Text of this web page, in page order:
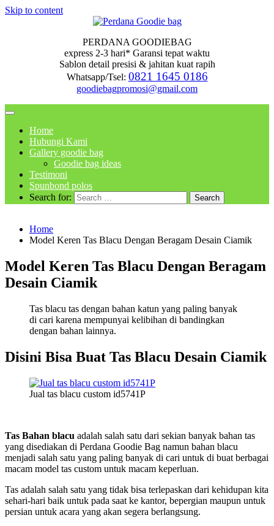
Skip to content
PERDANA GOODIEBAG
express 2-3 hari* Garansi tepat waktu
Sablon detail presisi & jahitan kuat rapih
Whatsapp/Tsel: 0821 1645 0186
goodiebagpromosi@gmail.com
Home
Hubungi Kami
Gallery goodie bag
Goodie bag ideas
Testimoni
Spunbond polos
Search for:
Home
Model Keren Tas Blacu Dengan Beragam Desain Ciamik
Model Keren Tas Blacu Dengan Beragam
Desain Ciamik
Tas blacu tas dengan bahan katun yang paling banyak
di cari karena mempunyai kelibihan di bandingkan
dengan bahan lainnya.
Disini Bisa Buat Tas Blacu Desain Ciamik
Jual tas blacu custom id5741P
Tas Bahan blacu adalah salah satu dari sekian banyak bahan tas
yang disediakan di Perdana Goodie Bag namun bahan blacu
menjadi salah satu yang paling banyak di cari untuk di buat berbagai
macam model tas custom untuk macam keperluan.
Tas adalah salah satu yang tidak bisa terlepaskan dari kehidupan kita
sehari-hari baik untuk pada saat ke kantor, bepergian maupun untuk
persian untuk acara yang akan segera berlangsung.